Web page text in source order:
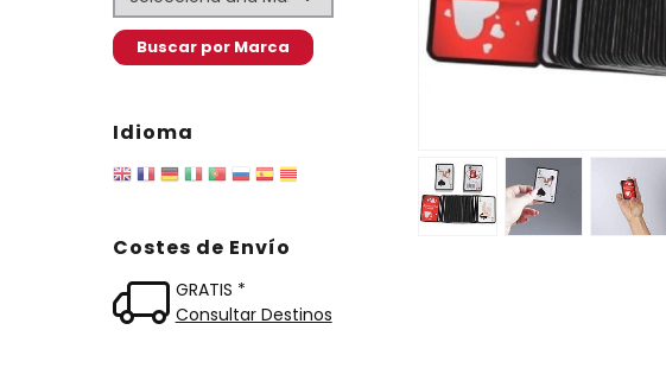
Idioma
Costes de Envío
GRATIS *
Consultar Destinos